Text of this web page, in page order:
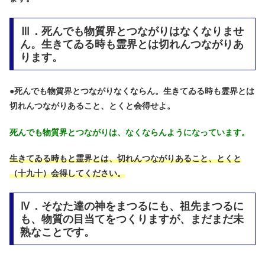
Ⅲ．死んでも物質界とつながりはなくなりませ
ん。生きてゐる時も霊界とは切れんつながりあ
ります。
●死んでも物質界とつながりなくならん。生きてゐる時も霊界とは
切れんつながりあること、とくと会得せよ。
死んでも物質界とつながりは、なくならんようになっています。
生きてゐる時もと霊界とは、切れんつながりあること、とくと
（十九十）会得してください。
Ⅳ．そなた達の神をまつるにも、祖先まつるに
も、物質の目当てをつくりますが、まだまだ未
熟なことです。